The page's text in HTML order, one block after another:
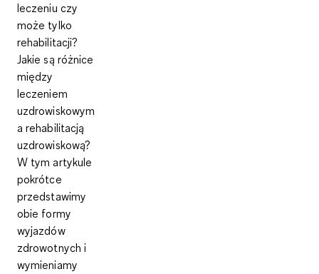
leczeniu czy
może tylko
rehabilitacji?
Jakie są różnice
między
leczeniem
uzdrowiskowym
a rehabilitacją
uzdrowiskową?
W tym artykule
pokrótce
przedstawimy
obie formy
wyjazdów
zdrowotnych i
wymieniamy